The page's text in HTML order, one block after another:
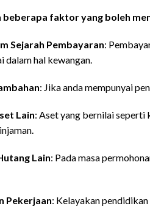
faktor yang boleh
Sejarah Pembayaran:
dalam hal kewangan.
: Jika anda mempunyai
Lain: Aset yang bernilai seperti
Lain: Pada masa
Pekerjaan: Kelayakan